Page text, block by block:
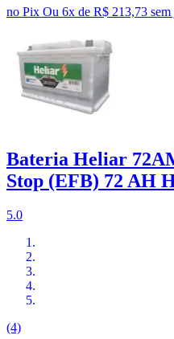
no Pix Ou 6x de R$ 213,73 sem
Bateria Heliar
Stop (EFB) 72 AH
5.0
(4)